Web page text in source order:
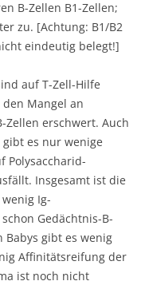
B-Zellen B1-Zellen;
zu. [Achtung: B1/B2
eindeutig belegt!]
auf T-Zell-Hilfe
Mangel an
Zellen erschwert. Auch
es nur wenige
Polysaccharid-
Insgesamt ist die
Ig-
Gedächtnis-B-
Babys gibt es wenig
Affinitätsreifung der
ist noch nicht